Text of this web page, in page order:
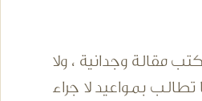
مقالة وجدانية ، ولا
بمواعيد لا جراء